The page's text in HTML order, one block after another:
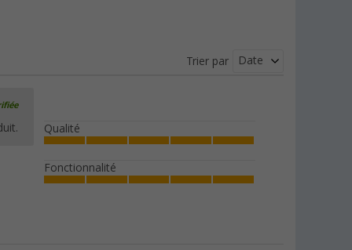
Trier par Date
Qualité
Fonctionnalité